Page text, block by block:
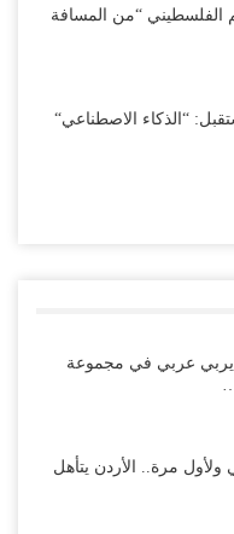
الفلسطيني “من المسافة
“الذكاء الاصطناعي“
مونديال 2026: ديربي عربي في مجموعة
مرة.. الأردن يتأهل